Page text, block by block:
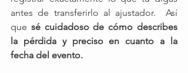
antes de transferirlo al ajustador.  Así
que sé cuidadoso de cómo describes
la pérdida y preciso en cuanto a la
fecha del evento.